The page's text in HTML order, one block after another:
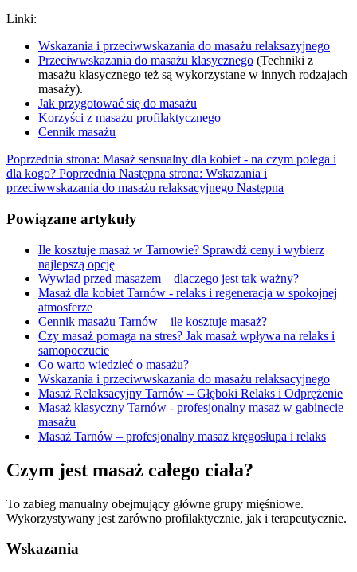
Linki:
Wskazania i przeciwwskazania do masażu relaksazyjnego
Przeciwwskazania do masażu klasycznego (Techniki z
masażu klasycznego też są wykorzystane w innych rodzajach
masaży).
Jak przygotować się do masażu
Korzyści z masażu profilaktycznego
Cennik masażu
Poprzednia strona: Masaż sensualny dla kobiet - na czym polega i
dla kogo? Poprzednia Następna strona: Wskazania i
przeciwwskazania do masażu relaksacyjnego Następna
Powiązane artykuły
Ile kosztuje masaż w Tarnowie? Sprawdź ceny i wybierz
najlepszą opcję
Wywiad przed masażem – dlaczego jest tak ważny?
Masaż dla kobiet Tarnów - relaks i regeneracja w spokojnej
atmosferze
Cennik masażu Tarnów – ile kosztuje masaż?
Czy masaż pomaga na stres? Jak masaż wpływa na relaks i
samopoczucie
Co warto wiedzieć o masażu?
Wskazania i przeciwwskazania do masażu relaksacyjnego
Masaż Relaksacyjny Tarnów – Głęboki Relaks i Odprężenie
Masaż klasyczny Tarnów - profesjonalny masaż w gabinecie
masażu
Masaż Tarnów – profesjonalny masaż kręgosłupa i relaks
Czym jest masaż całego ciała?
To zabieg manualny obejmujący główne grupy mięśniowe.
Wykorzystywany jest zarówno profilaktycznie, jak i terapeutycznie.
Wskazania